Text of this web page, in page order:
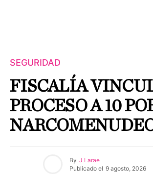
SEGURIDAD
FISCALÍA
PROCESO A 10
By J Larae
Publicado el 9 agosto, 2026